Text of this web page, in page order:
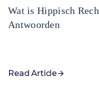
Wat is Hippisch
Antwoorden
Read Article